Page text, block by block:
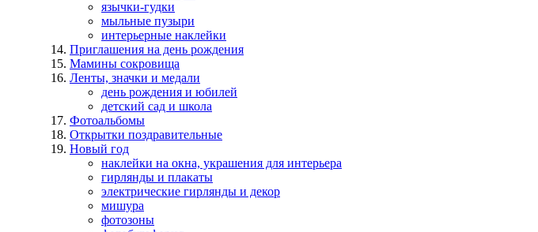
язычки-гудки
мыльные пузыри
интерьерные наклейки
Приглашения на день рождения
Мамины сокровища
Ленты, значки и медали
день рождения и юбилей
детский сад и школа
Фотоальбомы
Открытки поздравительные
Новый год
наклейки на окна, украшения для интерьера
гирлянды и плакаты
электрические гирлянды и декор
мишура
фотозоны